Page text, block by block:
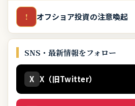
! オフショア投資の注意喚起
SNS・最新情報をフォロー
X X（旧Twitter）